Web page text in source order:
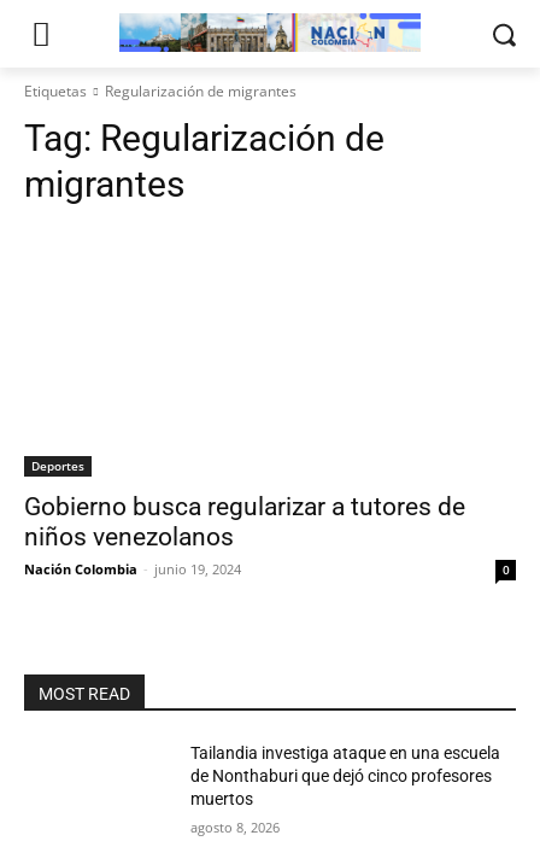
Etiquetas Regularización de migrantes
Tag: Regularización de
migrantes
Deportes
Gobierno busca regularizar a tutores de
niños venezolanos
Nación Colombia - junio 19, 2024 0
MOST READ
Tailandia investiga ataque en una escuela
de Nonthaburi que dejó cinco profesores
muertos
agosto 8, 2026